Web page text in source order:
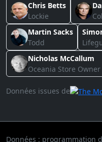
Chris Betts
Lockie
Martin Sacks
Todd
Nicholas McCallum
Oceania Store Owner
Données issues de
Données : programmation